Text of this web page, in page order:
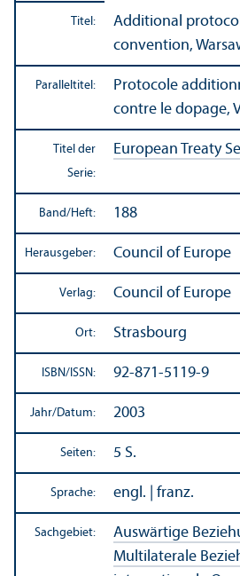
Titel:
Additional
convention,
Paralleltitel:
Protocole
contre le dopage,
Titel der
Serie:
European Treaty
Band/Heft: 188
Herausgeber: Council of Europe
Verlag: Council of Europe
Ort: Strasbourg
ISBN/ ISSN: 92-871-5119-9
Jahr/Datum: 2003
Seiten: 5 S.
Sprache: engl. | franz.
Sachgebiet: Auswärtige
Multilaterale